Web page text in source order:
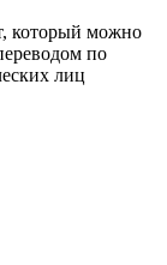
который можно
по
лиц